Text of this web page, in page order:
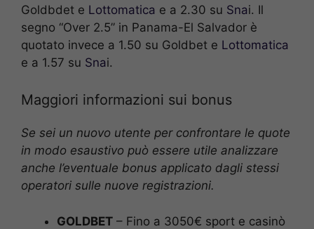
Goldbdet e Lottomatica e a 2.30 su Snai. Il
segno “Over 2.5” in Panama-El Salvador è
quotato invece a 1.50 su Goldbet e Lottomatica
e a 1.57 su Snai.
Maggiori informazioni sui bonus
Se sei un nuovo utente per confrontare le quote
in modo esaustivo può essere utile analizzare
anche l’eventuale bonus applicato dagli stessi
operatori sulle nuove registrazioni.
GOLDBET – Fino a 3050€ sport e casinò